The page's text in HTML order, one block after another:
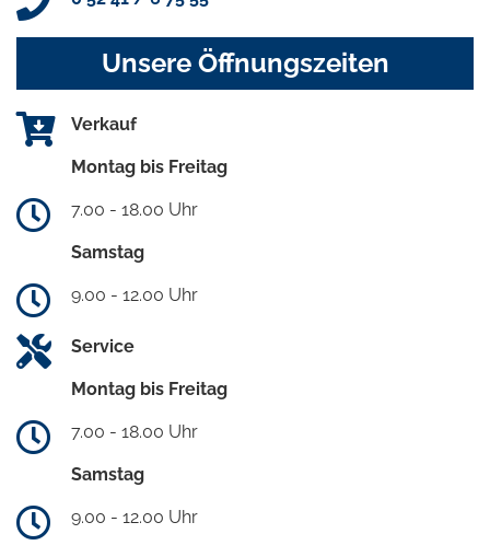
Unsere Öffnungszeiten
Verkauf
Montag bis Freitag
7.00 - 18.00 Uhr
Samstag
9.00 - 12.00 Uhr
Service
Montag bis Freitag
7.00 - 18.00 Uhr
Samstag
9.00 - 12.00 Uhr